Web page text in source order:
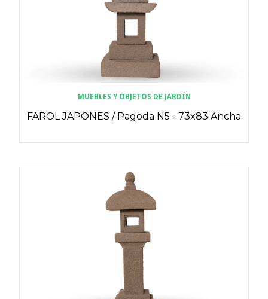
MUEBLES Y OBJETOS DE JARDÍN
FAROL JAPONES / Pagoda N5 - 73x83 Ancha